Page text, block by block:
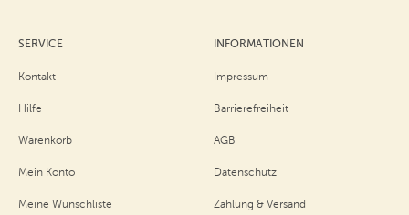
SERVICE
Kontakt
Hilfe
Warenkorb
Mein Konto
Meine Wunschliste
INFORMATIONEN
Impressum
Barrierefreiheit
AGB
Datenschutz
Zahlung & Versand